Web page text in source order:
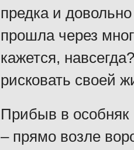
предка и
прошла через
кажется,
рисковать своей
Прибыв в особняк
– прямо возле